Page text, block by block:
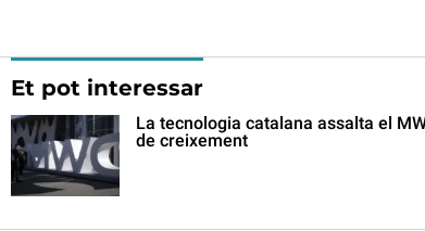
Et pot interessar
La tecnologia catalana assalta el
de creixement